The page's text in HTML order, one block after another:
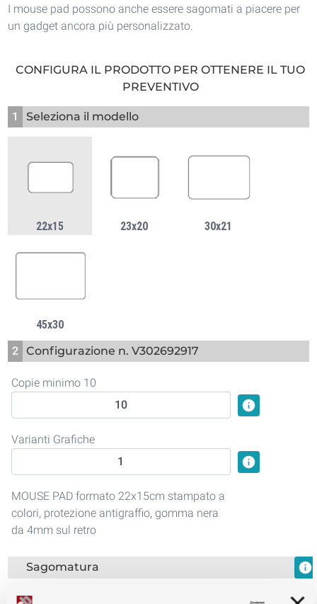
I mouse pad possono anche essere sagomati a piacere per
un gadget ancora più personalizzato.
CONFIGURA IL PRODOTTO PER OTTENERE IL TUO
PREVENTIVO
1 Seleziona il modello
22x15 23x20 30x21
45x30
2 Configurazione n. V302692917
Copie minimo 10
info
Varianti Grafiche
info
MOUSE PAD formato 22x15cm stampato a
colori, protezione antigraffio, gomma nera
da 4mm sul retro
Sagomatura info